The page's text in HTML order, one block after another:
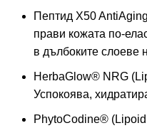
Пептид X50
прави кожата по-
в дълбоките слоеве
HerbaGlow® NRG
Успокоява,
PhytoCodine® (Lipoid